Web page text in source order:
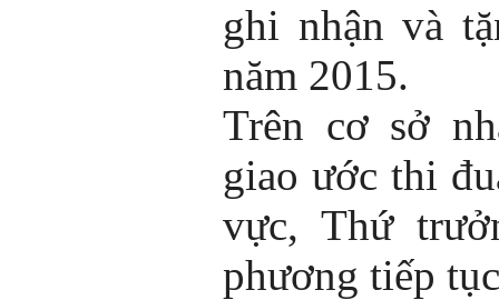
ghi nhận và
năm 2015.
Trên cơ sở
giao ước thi
vực, Thứ
phương tiếp